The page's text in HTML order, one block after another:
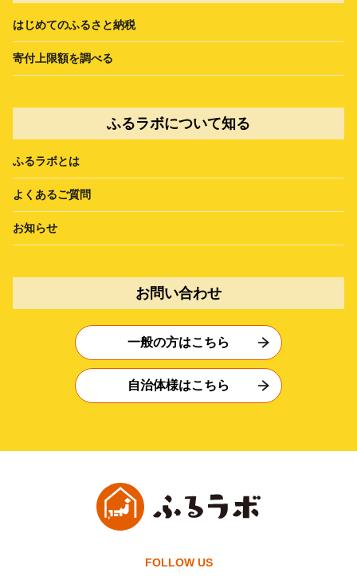
はじめてのふるさと納税
寄付上限額を調べる
ふるラボについて知る
ふるラボとは
よくあるご質問
お知らせ
お問い合わせ
一般の方はこちら
自治体様はこちら
FOLLOW US